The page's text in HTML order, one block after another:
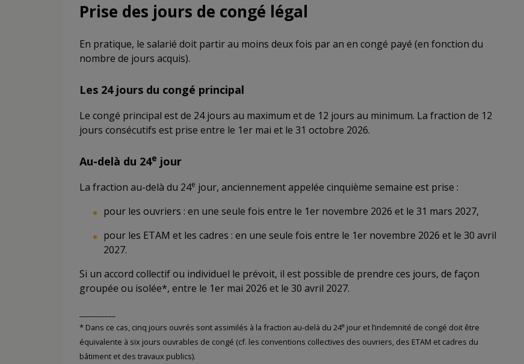
Prise des jours de congé légal
En pratique, le salarié doit partir au moins deux fois par an en congé payé (en fonction du
nombre de jours acquis).
Les 24 jours du congé principal
Le congé principal est de 24 jours au maximum et de 12 jours au minimum. La fraction de 12
jours consécutifs est prise entre le 1er mai et le 31 octobre 2026.
Au-delà du 24e jour
La fraction au-delà du 24e jour, anciennement appelée cinquième semaine est prise :
pour les ouvriers : en une seule fois entre le 1er novembre 2026 et le 31 mars 2027,
pour les ETAM et les cadres : en une seule fois entre le 1er novembre 2026 et le 30 avril
2027.
Si un accord collectif ou individuel le prévoit, il est possible de prendre ces jours, de façon
groupée ou isolée*, entre le 1er mai 2026 et le 30 avril 2027.
* Dans ce cas, cinq jours ouvrés sont assimilés à la fraction au-delà du 24e jour et l’indemnité de congé doit être
équivalente à six jours ouvrables de congé (cf. les conventions collectives des ouvriers, des ETAM et cadres du
bâtiment et des travaux publics).